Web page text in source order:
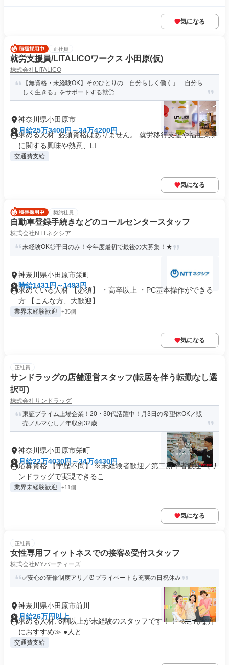
気になる
正社員
就労支援員/LITALICOワークス 小田原(仮)
株式会社LITALICO
【無資格・未経験OK】そのひとりの「自分らしく働く」「自分ら
しく生きる」をサポートする就労...
神奈川県小田原市
月給25万3400円～34万4200円
求める人材: 必須資格はありません。 就労移行支援や福祉業界
に関する興味や熱意、LI...
交通費支給
気になる
契約社員
自動車登録手続きなどのコールセンタースタッフ
株式会社NTTネクシア
未経験OK◎平日のみ！今年度最初で最後の大募集！★
神奈川県小田原市栄町
時給1431円～1493円
求めている人材 【必須】 ・高卒以上 ・PC基本操作ができる
方 【こんな方、大歓迎】...
業界未経験歓迎 +35個
気になる
正社員
サンドラッグの店舗運営スタッフ(転居を伴う転勤なし選
択可)
株式会社サンドラッグ
東証プライム上場企業！20・30代活躍中！月3日の希望休OK／販
売ノルマなし／年収例32歳...
神奈川県小田原市栄町
月給22万4030円～34万4430円
応募資格 【学歴不問】 ※未経験者歓迎／第二新卒者歓迎 ＼サ
ンドラッグで実現できるこ...
業界未経験歓迎 +11個
気になる
正社員
女性専用フィットネスでの接客&受付スタッフ
株式会社MYパーティーズ
✅安心の研修制度アリ／⏰プライベートも充実の日祝休み
神奈川県小田原市前川
月給26万円以上
求める人材: 8割以上が未経験のスタッフです！！ ≪こんな方
におすすめ≫ ●人と...
交通費支給